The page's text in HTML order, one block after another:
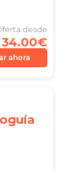
desde
34.00€
ahora